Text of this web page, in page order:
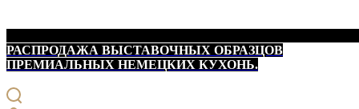
РАСПРОДАЖА ВЫСТАВОЧНЫХ ОБРАЗЦОВ
ПРЕМИАЛЬНЫХ НЕМЕЦКИХ КУХОНЬ.